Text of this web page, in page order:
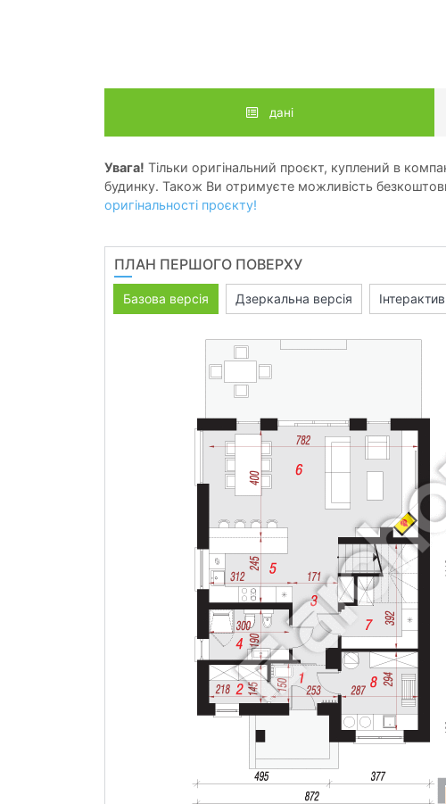
дані
Увага! Тільки оригінальний проєкт, куплений в
будинку. Також Ви отримуєте можливість
оригінальності проєкту!
ПЛАН ПЕРШОГО ПОВЕРХУ
Базова версія Дзеркальна версія